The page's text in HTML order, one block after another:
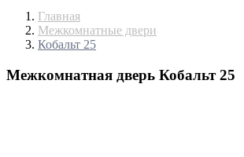
Главная
Межкомнатные двери
Кобальт 25
Межкомнатная дверь Кобальт 25